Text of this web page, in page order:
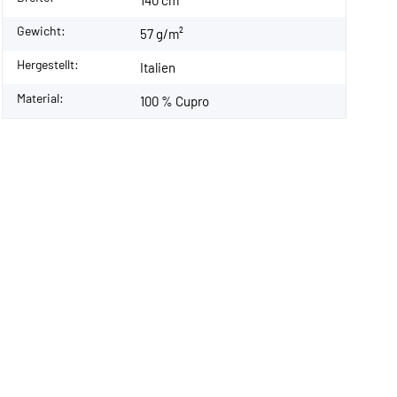
Gewicht: 57 g/m²
Hergestellt: Italien
Material: 100 % Cupro